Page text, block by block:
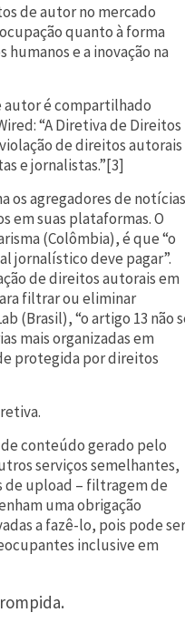
de autor no mercado
quanto à forma
e a inovação na
é compartilhado
“A Diretiva de Direitos
de direitos autorais
e jornalistas.”[3]
os agregadores de
em suas plataformas. O
(Colômbia), é que “o
jornalístico deve pagar”.
de direitos autorais em
filtrar ou eliminar
(Brasil), “o artigo 13 não
mais organizadas em
protegida por direitos
conteúdo gerado pelo
serviços semelhantes,
upload – filtragem de
uma obrigação
a fazê-lo, pois pode ser
inclusive em